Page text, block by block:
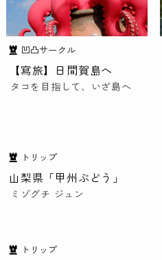
凹凸サークル
【寫旅】日間賀島へ
タコを目指して、いざ島へ
トリップ
山梨県「甲州ぶどう」
ミゾグチ ジュン
トリップ